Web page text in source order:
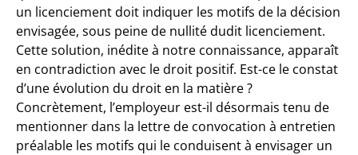
un licenciement doit indiquer les motifs de la décision
envisagée, sous peine de nullité dudit licenciement.
Cette solution, inédite à notre connaissance, apparaît
en contradiction avec le droit positif. Est-ce le constat
d’une évolution du droit en la matière ?
Concrètement, l’employeur est-il désormais tenu de
mentionner dans la lettre de convocation à entretien
préalable les motifs qui le conduisent à envisager un